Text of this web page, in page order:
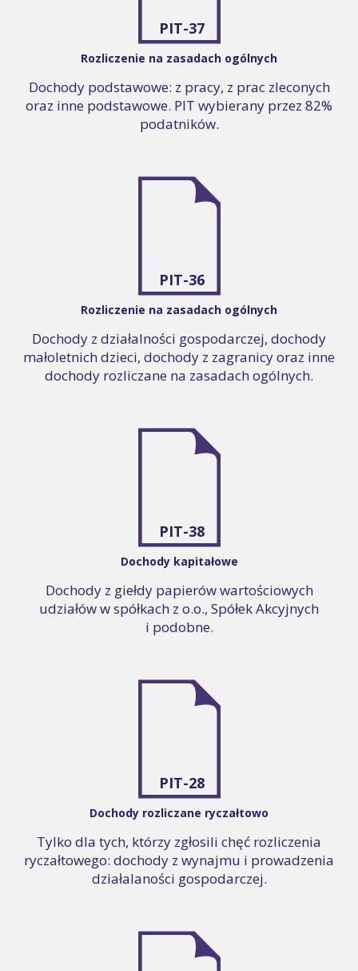
PIT-37
Rozliczenie na zasadach ogólnych
Dochody podstawowe: z pracy, z prac zleconych
oraz inne podstawowe. PIT wybierany przez 82%
podatników.
PIT-36
Rozliczenie na zasadach ogólnych
Dochody z działalności gospodarczej, dochody
małoletnich dzieci, dochody z zagranicy oraz inne
dochody rozliczane na zasadach ogólnych.
PIT-38
Dochody kapitałowe
Dochody z giełdy papierów wartościowych
udziałów w spółkach z o.o., Spółek Akcyjnych
i podobne.
PIT-28
Dochody rozliczane ryczałtowo
Tylko dla tych, którzy zgłosili chęć rozliczenia
ryczałtowego: dochody z wynajmu i prowadzenia
działalaności gospodarczej.